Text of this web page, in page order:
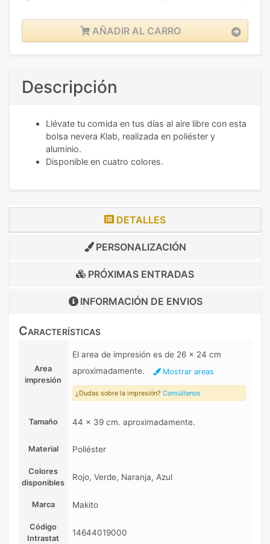
AÑADIR AL CARRO
Descripción
Llévate tu comida en tus días al aire libre con esta
bolsa nevera Klab, realizada en poliéster y
aluminio.
Disponible en cuatro colores.
DETALLES
PERSONALIZACIÓN
PRÓXIMAS ENTRADAS
INFORMACIÓN DE ENVIOS
Características
Area
impresión
El area de impresión es de 26 x 24 cm
aproximadamente.
Mostrar areas
¿Dudas sobre la impresión? Consúltenos
Tamaño 44 x 39 cm. aproximadamente.
Material Poliéster
Colores
disponibles
Rojo, Verde, Naranja, Azul
Marca Makito
Código
Intrastat
14644019000